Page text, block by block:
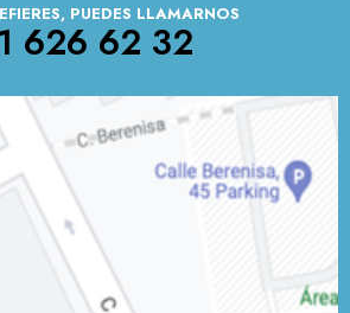
PUEDES LLAMARNOS
626 62 32